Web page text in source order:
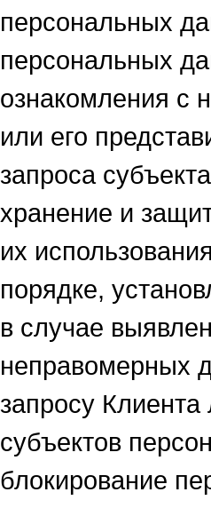
персональных
персональных
ознакомления с
или его
запроса
хранение и
их
порядке,
в случае
неправомерных
запросу
субъектов
блокирование